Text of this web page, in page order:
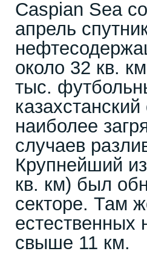
Caspian Sea
апрель
около 32 кв.
тыс.
наиболее
случаев
Крупнейший
кв. км) был
секторе. Там
свыше 11 км.